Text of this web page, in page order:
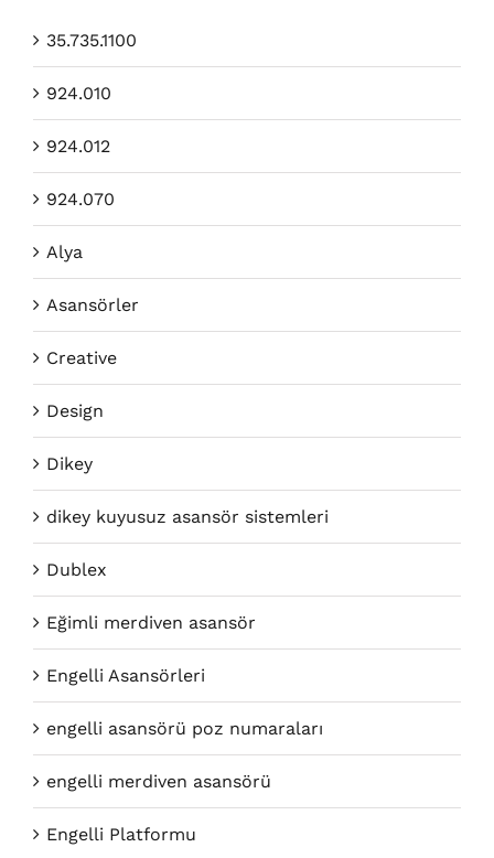
35.735.1100
924.010
924.012
924.070
Alya
Asansörler
Creative
Design
Dikey
dikey kuyusuz asansör sistemleri
Dublex
Eğimli merdiven asansör
Engelli Asansörleri
engelli asansörü poz numaraları
engelli merdiven asansörü
Engelli Platformu